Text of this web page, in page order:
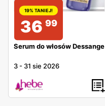
19% TANIEJ!
36 99
Serum do włosów Dessange
3 - 31 sie 2026